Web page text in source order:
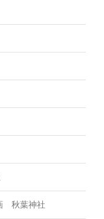
秋葉神社